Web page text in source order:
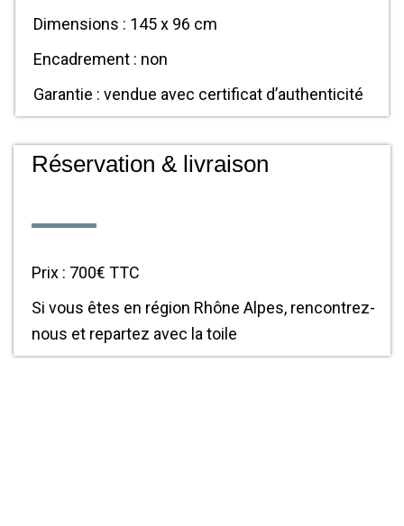
Dimensions : 145 x 96 cm
Encadrement : non
Garantie : vendue avec certificat d’authenticité
Réservation & livraison
Prix : 700€ TTC
Si vous êtes en région Rhône Alpes, rencontrez-
nous et repartez avec la toile